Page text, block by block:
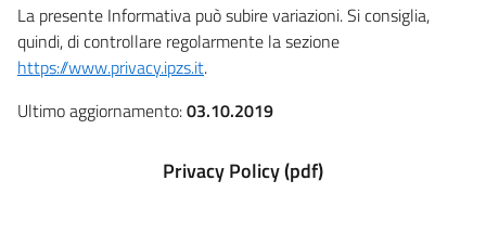
La presente Informativa può subire variazioni. Si consiglia,
quindi, di controllare regolarmente la sezione
https://www.privacy.ipzs.it.
Ultimo aggiornamento:03.10.2019
Privacy Policy (pdf)